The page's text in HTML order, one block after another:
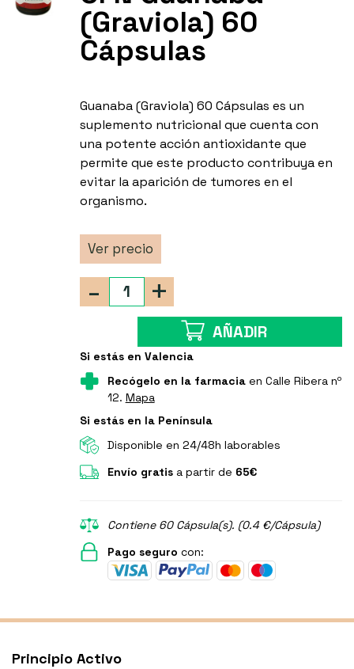
(Graviola) 60
Cápsulas
Guanaba (Graviola) 60 Cápsulas es un
suplemento nutricional que cuenta con
una potente acción antioxidante que
permite que este producto contribuya en
evitar la aparición de tumores en el
organismo.
Ver precio
+
-
AÑADIR
Si estás en Valencia
Recógelo en la farmaciaen Calle Ribera nº
12. Mapa
Si estás en la Península
Disponible en 24/48h laborables
Envío gratisa partir de 65€
Contiene 60 Cápsula(s). (0.4 €/Cápsula)
Pago seguro con:
Principio Activo